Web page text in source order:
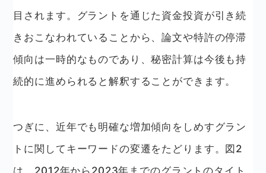
目されます。グラントを通じた資金投資が引き続
きおこなわれていることから、論文や特許の停滞
傾向は一時的なものであり、秘密計算は今後も持
続的に進められると解釈することができます。
つぎに、近年でも明確な増加傾向をしめすグラン
トに関してキーワードの変遷をたどります。図2
は、2012年から2023年までのグラントのタイト